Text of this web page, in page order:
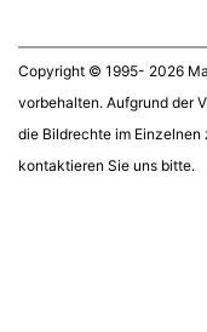
Copyright © 1995- 2026
vorbehalten. Aufgrund der
die Bildrechte im
kontaktieren Sie uns bitte.